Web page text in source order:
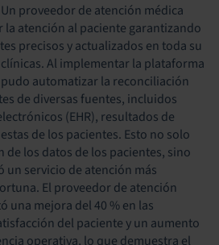
Un proveedor de atención médica
atención al paciente garantizando
precisos y actualizados en toda su
Al implementar la plataforma
automatizar la reconciliación
de diversas fuentes, incluidos
(EHR), resultados de
de los pacientes. Esto no solo
de los datos de los pacientes, sino
un servicio de atención más
El proveedor de atención
una mejora del 40 % en las
del paciente y un aumento
operativa, lo que demuestra el